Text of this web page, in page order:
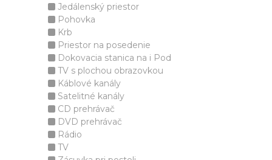
Jedálenský priestor
Pohovka
Krb
Priestor na posedenie
Dokovacia stanica na i Pod
TV s plochou obrazovkou
Káblové kanály
Satelitné kanály
CD prehrávač
DVD prehrávač
Rádio
TV